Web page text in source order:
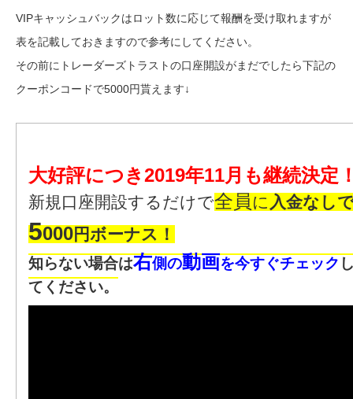
VIPキャッシュバックはロット数に応じて報酬を受け取れますが
表を記載しておきますので参考にしてください。
その前にトレーダーズトラストの口座開設がまだでしたら下記の
クーポンコードで5000円貰えます↓
大好評につき2019年11月も継続決定
新規口座開設するだけで全員 に 入金なし
5000円ボーナス！
知らない場合は右側の動画を今すぐチェック
てください。